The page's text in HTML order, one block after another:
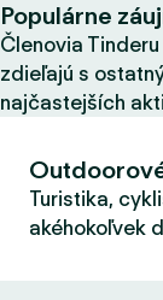
Populárne
Členovia
zdieľajú s
najčastejších
Turistika,
akéhokoľvek